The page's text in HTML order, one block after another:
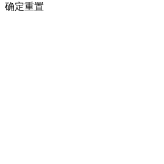
确定重置